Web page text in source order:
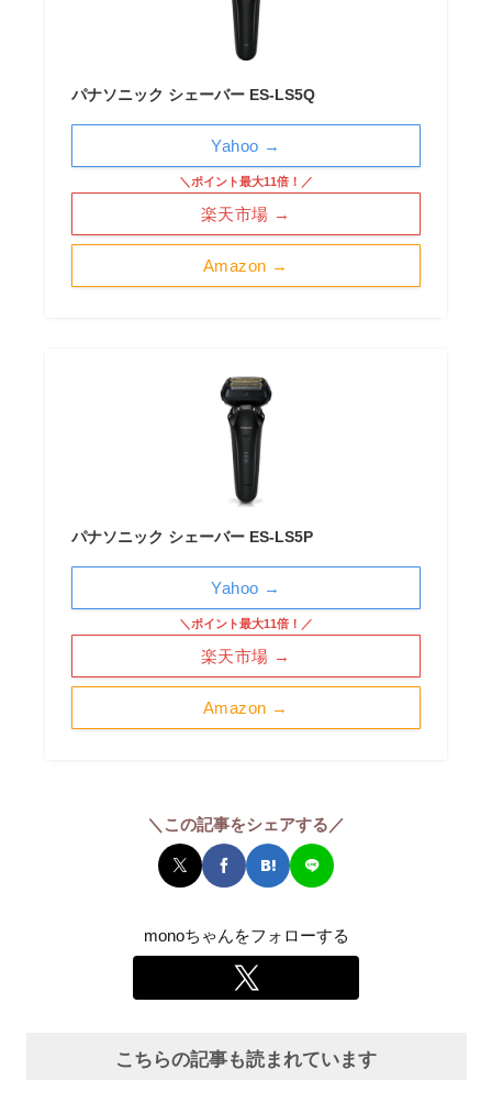
パナソニック シェーバー ES-LS5Q
Amazon →
＼ポイント最大11倍！／
楽天市場 →
Yahoo →
パナソニック シェーバー ES-LS5P
Amazon →
＼ポイント最大11倍！／
楽天市場 →
Yahoo →
＼この記事をシェアする／
monoちゃんをフォローする
こちらの記事も読まれています